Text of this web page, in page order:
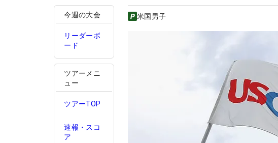
今週の大会
リーダーボ
ード
ツアーメニ
ュー
ツアーTOP
速報・スコ
ア
米国男子